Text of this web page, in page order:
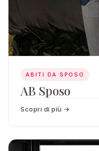
ABITI DA SPOSO
AB Sposo
Scopri di più →